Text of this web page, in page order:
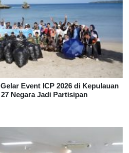
Event ICP 2026 di Kepulauan
Negara Jadi Partisipan